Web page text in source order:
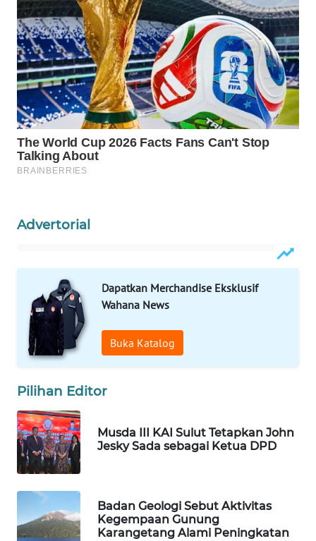
Advertorial
Dapatkan Merchandise Eksklusif
Wahana News
Buka Katalog
Pilihan Editor
Musda III KAI Sulut Tetapkan John
Jesky Sada sebagai Ketua DPD
Badan Geologi Sebut Aktivitas
Kegempaan Gunung
Karangetang Alami Peningkatan
WAHANA
HEALTH
WAHANA
DESA
WISATA
LAPAK
WAHANA
Network
LISTRIK
MASYARAKAT
KELISTRIKAN
WALINKI
MAWAKA
ID
MARTABAT
NET
PLN
WATCH